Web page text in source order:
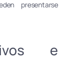
presentarse
e